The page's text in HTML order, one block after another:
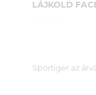
LÁJKOLD
Sportiger az